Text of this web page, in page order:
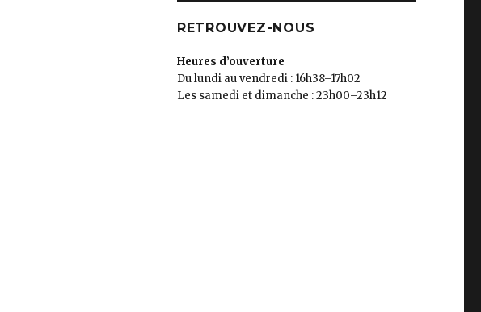
RETROUVEZ-NOUS
Heures d’ouverture
Du lundi au vendredi : 16h38–17h02
Les samedi et dimanche : 23h00–23h12